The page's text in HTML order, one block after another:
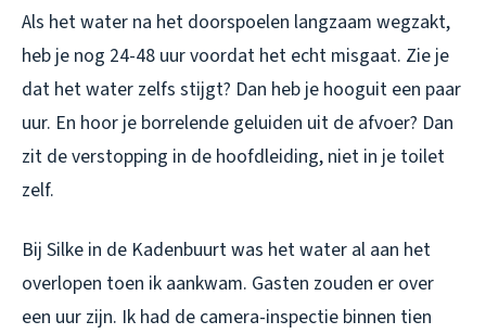
Als het water na het doorspoelen langzaam wegzakt,
heb je nog 24-48 uur voordat het echt misgaat. Zie je
dat het water zelfs stijgt? Dan heb je hooguit een paar
uur. En hoor je borrelende geluiden uit de afvoer? Dan
zit de verstopping in de hoofdleiding, niet in je toilet
zelf.
Bij Silke in de Kadenbuurt was het water al aan het
overlopen toen ik aankwam. Gasten zouden er over
een uur zijn. Ik had de camera-inspectie binnen tien